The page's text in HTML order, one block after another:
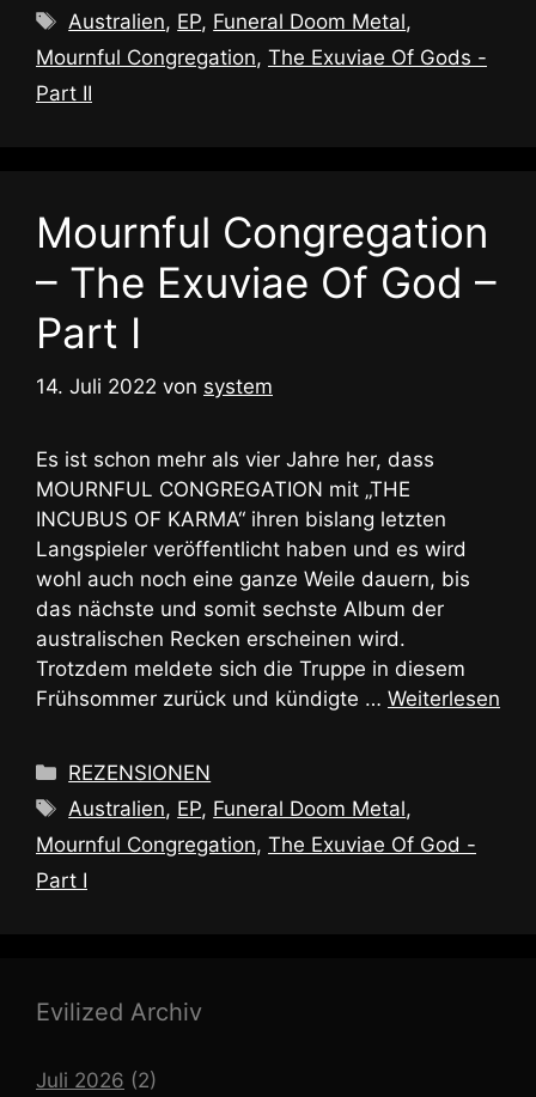
Schlagwörter
Australien, EP, Funeral Doom Metal,
Mournful Congregation, The Exuviae Of Gods -
Part II
Mournful Congregation
– The Exuviae Of God –
Part I
14. Juli 2022 von system
Es ist schon mehr als vier Jahre her, dass
MOURNFUL CONGREGATION mit „THE
INCUBUS OF KARMA“ ihren bislang letzten
Langspieler veröffentlicht haben und es wird
wohl auch noch eine ganze Weile dauern, bis
das nächste und somit sechste Album der
australischen Recken erscheinen wird.
Trotzdem meldete sich die Truppe in diesem
Frühsommer zurück und kündigte … Weiterlesen
Kategorien
REZENSIONEN
Schlagwörter
Australien, EP, Funeral Doom Metal,
Mournful Congregation, The Exuviae Of God -
Part I
Evilized Archiv
Juli 2026 (2)